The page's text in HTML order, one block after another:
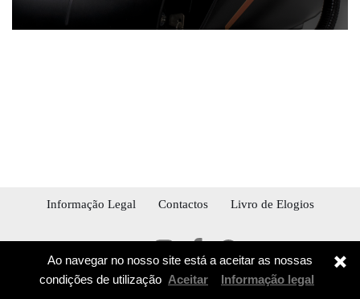
Informação Legal Contactos Livro de Elogios
© 2026 STETICAL BUSINESS
Ao navegar no nosso site está a aceitar as nossas
condições de utilização Aceitar Informação legal